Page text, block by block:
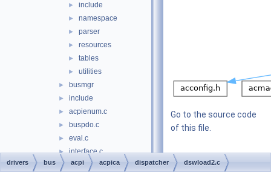
► include
► namespace
► parser
► resources
► tables
► utilities
► busmgr
► include
► acpienum.c
► buspdo.c
► eval.c
► interface.c
► main.c
Go to the source code
of this file.
Macros
drivers bus acpi acpica dispatcher dswload2.c